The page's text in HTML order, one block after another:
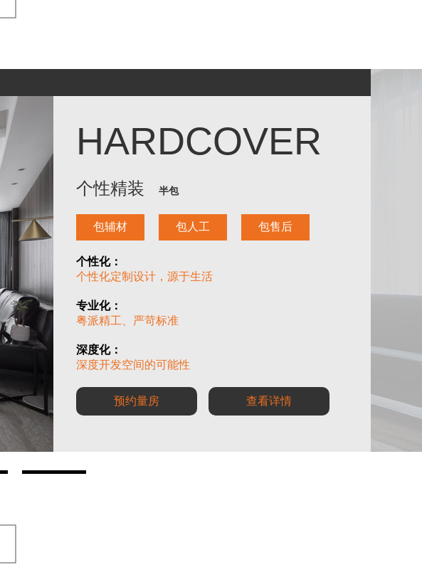
HARDCOVER
个性精装 半包
包辅材 包人工 包售后
个性化：
个性化定制设计，源于生活
专业化：
粤派精工、严苛标准
深度化：
深度开发空间的可能性
预约量房 查看详情